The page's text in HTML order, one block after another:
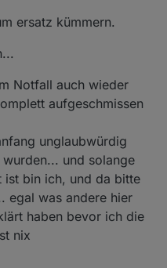
ersatz kümmern.
Notfall auch wieder
aufgeschmissen
unglaubwürdig
und solange
ist bin ich, und da bitte
egal was andere hier
haben bevor ich die
nix